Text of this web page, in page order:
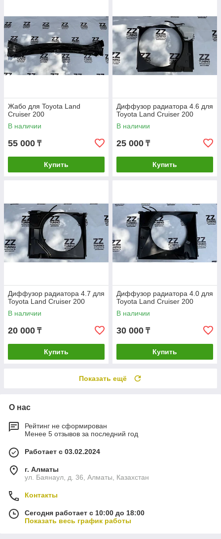
Жабо для Toyota Land
Cruiser 200
В наличии
55 000 ₸
Купить
Диффузор радиатора 4.6 для
Toyota Land Cruiser 200
В наличии
25 000 ₸
Купить
Диффузор радиатора 4.7 для
Toyota Land Cruiser 200
В наличии
20 000 ₸
Купить
Диффузор радиатора 4.0 для
Toyota Land Cruiser 200
В наличии
30 000 ₸
Купить
Показать ещё
О нас
Рейтинг не сформирован
Менее 5 отзывов за последний год
Работает с 03.02.2024
г. Алматы
ул. Баянаул, д. 36, Алматы, Казахстан
Контакты
Сегодня работает с 10:00 до 18:00
Показать весь график работы